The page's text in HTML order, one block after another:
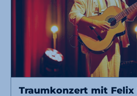
Traumkonzert mit Felix